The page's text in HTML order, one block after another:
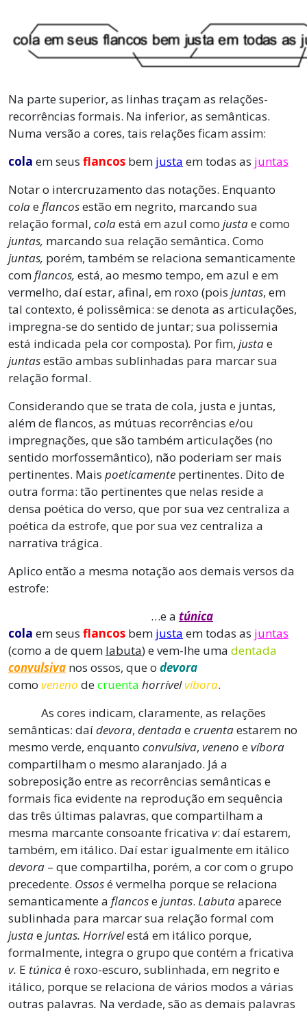
Na parte superior, as linhas traçam as relações-
recorrências formais. Na inferior, as semânticas.
Numa versão a cores, tais relações ficam assim:
cola em seus flancos bem justa em todas as juntas
Notar o intercruzamento das notações. Enquanto
colaeflancosestão em negrito, marcando sua
relação formal, colaestá em azul como justae como
juntas, marcando sua relação semântica. Como
juntas, porém, também se relaciona semanticamente
comflancos, está, ao mesmo tempo, em azul e em
vermelho, daí estar, afinal, em roxo (pois juntas, em
tal contexto, é polissêmica: se denota as articulações,
impregna-se do sentido de juntar; sua polissemia
está indicada pela cor composta). Por fim, justae
juntasestão ambas sublinhadas para marcar sua
relação formal.
Considerando que se trata de cola, justa e juntas,
além de flancos, as mútuas recorrências e/ou
impregnações, que são também articulações (no
sentido morfossemântico), não poderiam ser mais
pertinentes. Mais poeticamente pertinentes. Dito de
outra forma: tão pertinentes que nelas reside a
densa poética do verso, que por sua vez centraliza a
poética da estrofe, que por sua vez centraliza a
narrativa trágica.
Aplico então a mesma notação aos demais versos da
estrofe:
…e a túnica
cola em seus flancos bem justa em todas as juntas
(como a de quem labuta) e vem-lhe uma dentada
convulsiva nos ossos, que o devora
como veneno decruenta horrívelvíbora.
As cores indicam, claramente, as relações
semânticas: daídevora, dentadaecruentaestarem no
mesmo verde, enquanto convulsiva, veneno evíbora
compartilham o mesmo alaranjado. Já a
sobreposição entre as recorrências semânticas e
formais fica evidente na reprodução em sequência
das três últimas palavras, que compartilham a
mesma marcante consoante fricativa v: daí estarem,
também, em itálico. Daí estar igualmente em itálico
devora – que compartilha, porém, a cor com o grupo
precedente. Ossosé vermelha porque se relaciona
semanticamente a flancosejuntas. Labutaaparece
sublinhada para marcar sua relação formal com
justaejuntas. Horrívelestá em itálico porque,
formalmente, integra o grupo que contém a fricativa
v. E túnicaé roxo-escuro, sublinhada, em negrito e
itálico, porque se relaciona de vários modos a várias
outras palavras. Na verdade, são as demais palavras